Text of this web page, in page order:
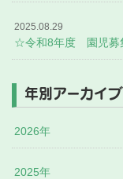
2025.08.29
☆令和8年度 園児
年別アーカイブ
2026年
2025年